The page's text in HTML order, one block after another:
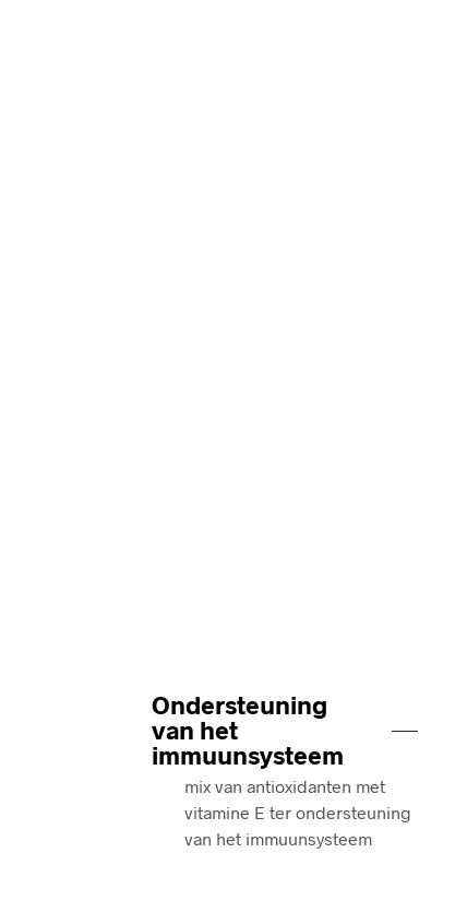
Ondersteuning
van het
immuunsysteem
mix van antioxidanten met
vitamine E ter ondersteuning
van het immuunsysteem